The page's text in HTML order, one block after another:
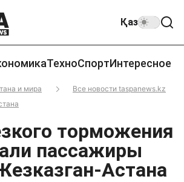
Қаз
ТехноСпортИнтересное
и мира
Все новости taspanews.kz
торможения
пассажиры
Астана